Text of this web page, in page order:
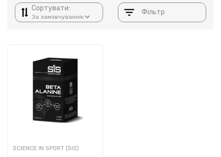
Сортувати: Фільтр
SCIENCE IN SPORT (SIS)